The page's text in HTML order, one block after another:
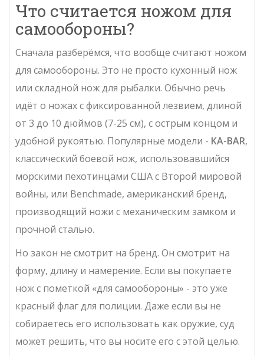
Что считается ножом для
самообороны?
Сначала разберёмся, что вообще считают ножом
для самообороны. Это не просто кухонный нож
или складной нож для рыбалки. Обычно речь
идёт о ножах с фиксированной лезвием, длиной
от 3 до 10 дюймов (7-25 см), с острым концом и
удобной рукоятью. Популярные модели - KA-BAR,
классический боевой нож, использовавшийся
морскими пехотинцами США с Второй мировой
войны, или Benchmade, американский бренд,
производящий ножи с механическим замком и
прочной сталью.
Но закон не смотрит на бренд. Он смотрит на
форму, длину и намерение. Если вы покупаете
нож с пометкой «для самообороны» - это уже
красный флаг для полиции. Даже если вы не
собираетесь его использовать как оружие, суд
может решить, что вы носите его с этой целью.